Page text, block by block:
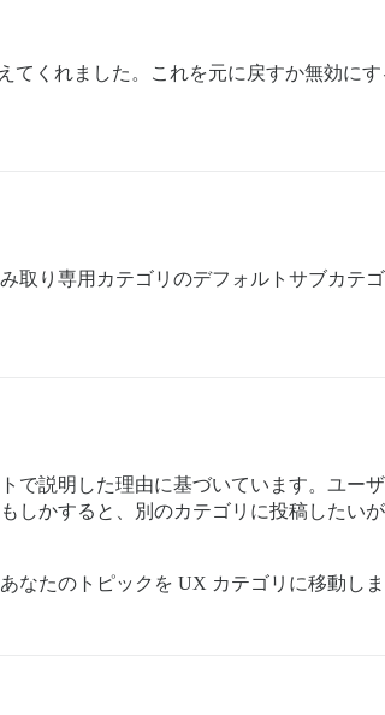
てくれました。これを元に戻すか無効に
取り専用カテゴリのデフォルトサブカテ
で説明した理由に基づいています。ユー
しかすると、別のカテゴリに投稿したい
なたのトピックを UX カテゴリに移動しま